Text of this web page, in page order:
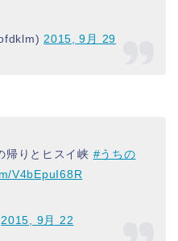
2015, 9月 29
帰りとヒスイ峡 #うちの
V4bEpuI68R
2015, 9月 22